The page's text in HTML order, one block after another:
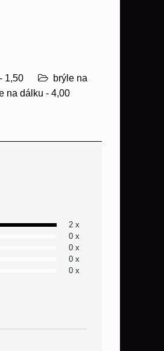
1,50
brýle na
na dálku - 4,00
2 x
0 x
0 x
0 x
0 x